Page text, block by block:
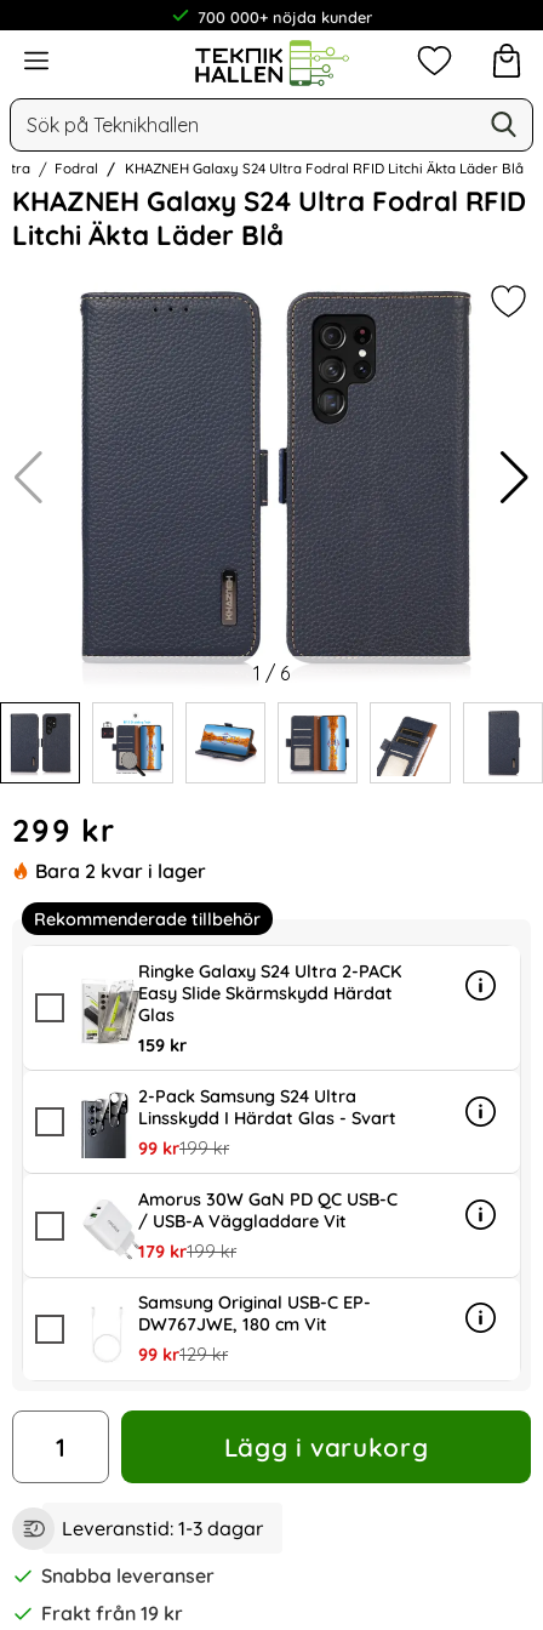
700 000+ nöjda kunder
Meny
Sök
Mina
Fodral KHAZNEH Galaxy S24 Ultra Fodral RFID Litchi Äkta Läder Blå
KHAZNEH Galaxy S24 Ultra Fodral RFID
Litchi Äkta Läder Blå
Hoppa
över
Bilder
1 / 6
pris
299 kr
Bara 2 kvar i lager
Rekommenderade tillbehör
Ringke Galaxy S24 Ultra 2-PACK
Easy Slide Skärmskydd Härdat
Glas
159 kr
Info
mer
2-Pack Samsung S24 Ultra
Linsskydd I Härdat Glas - Svart
rea pris
99 krtidigare pris
199 kr
Info
mer
Amorus 30W GaN PD QC USB-C
/ USB-A Väggladdare Vit
rea pris
179 krtidigare pris
199 kr
Info
mer
Samsung Original USB-C EP-
DW767JWE, 180 cm Vit
rea pris
99 krtidigare pris
129 kr
Info
mer
antal
Lägg i varukorg
Leveranstid: 1-3 dagar
Snabba leveranser
Frakt från 19 kr